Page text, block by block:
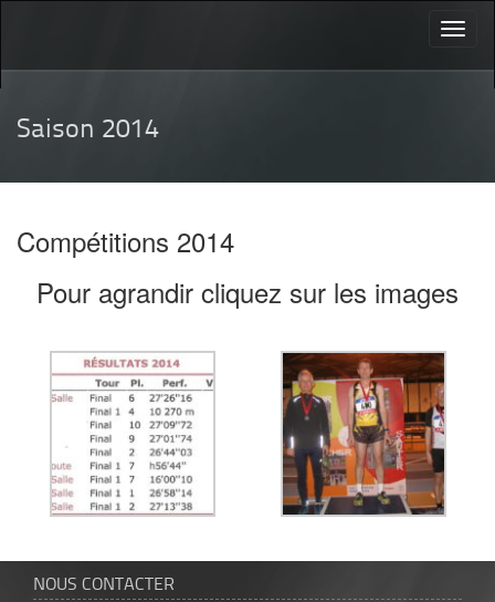
Saison 2014
Compétitions 2014
Pour agrandir cliquez sur les images
NOUS CONTACTER